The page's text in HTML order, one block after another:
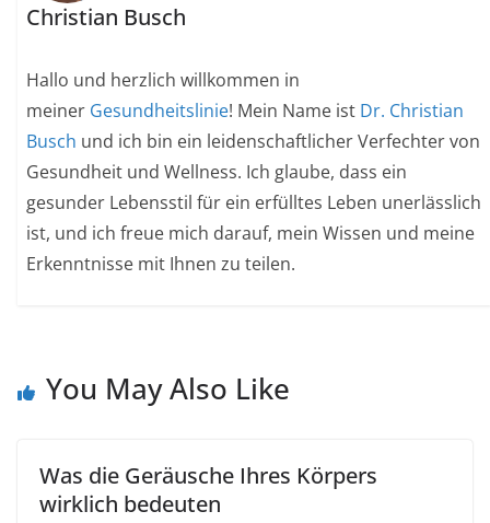
Christian Busch
Hallo und herzlich willkommen in
meiner Gesundheitslinie! Mein Name ist Dr. Christian
Busch und ich bin ein leidenschaftlicher Verfechter von
Gesundheit und Wellness. Ich glaube, dass ein
gesunder Lebensstil für ein erfülltes Leben unerlässlich
ist, und ich freue mich darauf, mein Wissen und meine
Erkenntnisse mit Ihnen zu teilen.
You May Also Like
Was die Geräusche Ihres Körpers
wirklich bedeuten